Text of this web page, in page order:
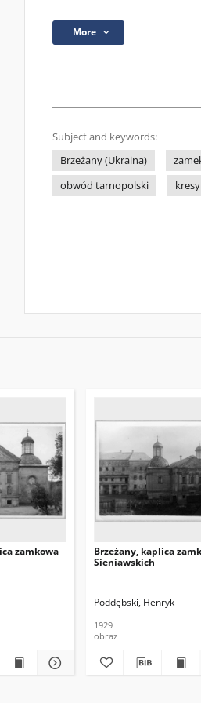
More
Subject and keywords:
Brzeżany (Ukraina)
obwód tarnopolski
zamkowa
Brzeżany, kaplica
Sieniawskich
Poddębski, Henryk
1929
obraz